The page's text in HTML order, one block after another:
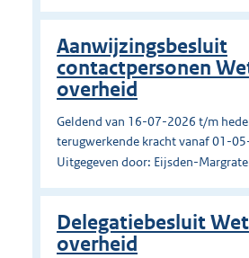
Aanwijzingsbesluit
contactpersonen
overheid
Geldend van 16-07-2026 t/m
terugwerkende kracht vanaf 01-
Uitgegeven door: Eijsden-
Delegatiebesluit
overheid